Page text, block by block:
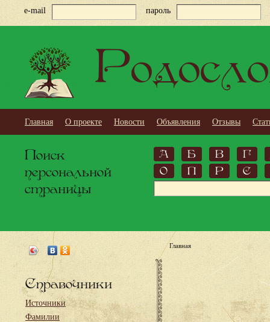
e-mail пароль
Главная О проекте Новости Объявления Отзывы
Поиск
персональной
страницы
А Б В
Г
О
П Р С
Справочники
Источники
Фамилии
Главная